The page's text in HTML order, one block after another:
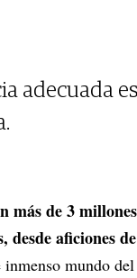
adecuada
más de 3
desde aficiones
inmenso mundo